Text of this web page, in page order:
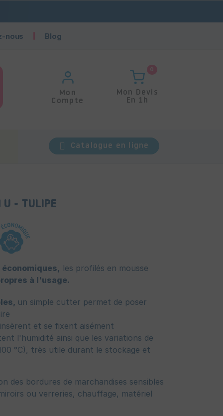
nous Blog
Mon
Compte
0
Mon Devis
En 1h
Catalogue en ligne
U - TULIPE
économiques, les profilés en mousse
à l'usage.
un simple cutter permet de poser
et se fixent aisément
l'humidité ainsi que les variations de
°C), très utile durant le stockage et
des bordures de marchandises sensibles
ou verreries, chauffage, matériel